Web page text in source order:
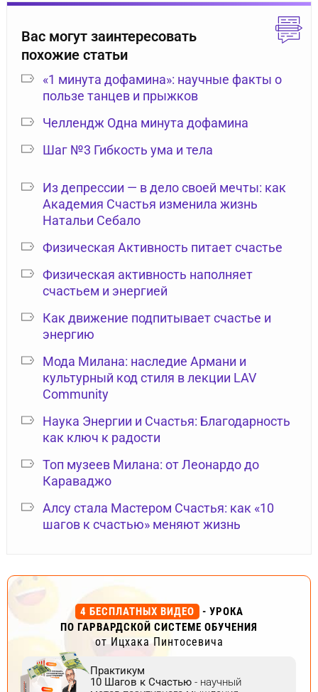
Вас могут заинтересовать
похожие статьи
«1 минута дофамина»: научные факты о
пользе танцев и прыжков
Челлендж Одна минута дофамина
Шаг №3 Гибкость ума и тела
Из депрессии — в дело своей мечты: как
Академия Счастья изменила жизнь
Натальи Себало
Физическая Активность питает счастье
Физическая активность наполняет
счастьем и энергией
Как движение подпитывает счастье и
энергию
Мода Милана: наследие Армани и
культурный код стиля в лекции LAV
Community
Наука Энергии и Счастья: Благодарность
как ключ к радости
Топ музеев Милана: от Леонардо до
Караваджо
Алсу стала Мастером Счастья: как «10
шагов к счастью» меняют жизнь
4 БЕСПЛАТНЫХ ВИДЕО
- УРОКА
ПО ГАРВАРДСКОЙ СИСТЕМЕ ОБУЧЕНИЯ
от Ицхака Пинтосевича
Практикум
10 Шагов к Счастью - научный